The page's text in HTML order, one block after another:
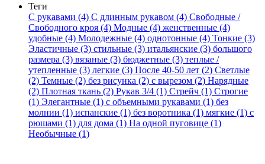
Теги
С рукавами (4) С длинным рукавом (4) Свободные /
Свободного кроя (4) Модные (4) женственные (4)
удобные (4) Молодежные (4) однотонные (4) Тонкие (3)
Эластичные (3) стильные (3) итальянские (3) большого
размера (3) вязаные (3) бюджетные (3) теплые /
утепленные (3) легкие (3) После 40-50 лет (2) Светлые
(2) Темные (2) без рисунка (2) с вырезом (2) Нарядные
(2) Плотная ткань (2) Рукав 3/4 (1) Стрейч (1) Строгие
(1) Элегантные (1) с объемными рукавами (1) без
молнии (1) испанские (1) без воротника (1) мягкие (1) с
рюшами (1) для дома (1) На одной пуговице (1)
Необычные (1)